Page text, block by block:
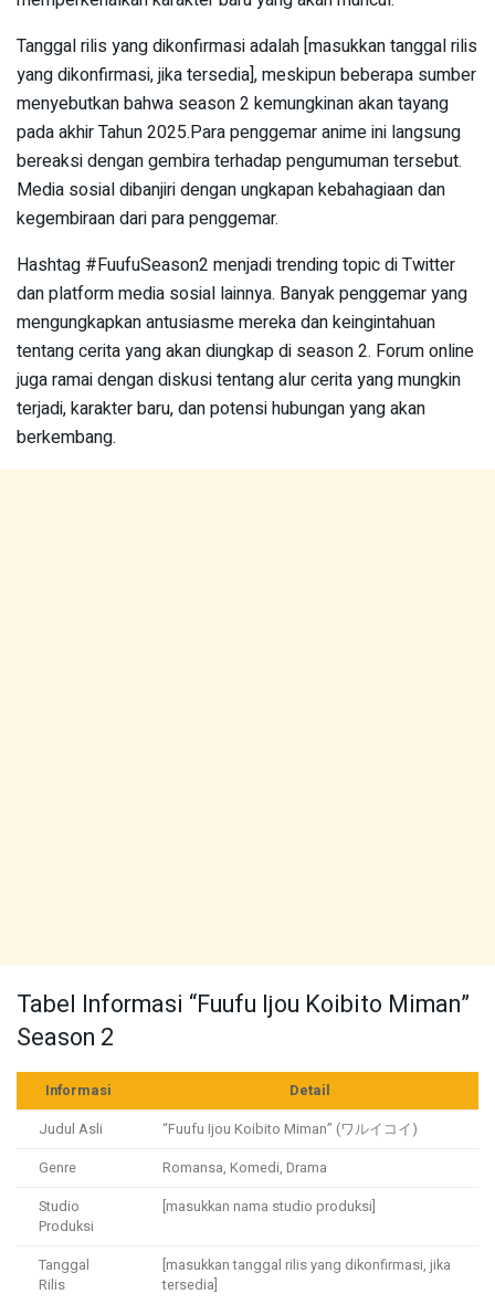
Tanggal rilis yang dikonfirmasi adalah [masukkan tanggal rilis
yang dikonfirmasi, jika tersedia], meskipun beberapa sumber
menyebutkan bahwa season 2 kemungkinan akan tayang
pada akhir Tahun 2025.Para penggemar anime ini langsung
bereaksi dengan gembira terhadap pengumuman tersebut.
Media sosial dibanjiri dengan ungkapan kebahagiaan dan
kegembiraan dari para penggemar.
Hashtag #FuufuSeason2 menjadi trending topic di Twitter
dan platform media sosial lainnya. Banyak penggemar yang
mengungkapkan antusiasme mereka dan keingintahuan
tentang cerita yang akan diungkap di season 2. Forum online
juga ramai dengan diskusi tentang alur cerita yang mungkin
terjadi, karakter baru, dan potensi hubungan yang akan
berkembang.
Tabel Informasi “Fuufu Ijou Koibito Miman”
Season 2
Informasi
Detail
Judul Asli
“Fuufu Ijou Koibito Miman” (ワルイコイ)
Genre
Romansa, Komedi, Drama
Studio
Produksi
[masukkan nama studio produksi]
Tanggal
Rilis
[masukkan tanggal rilis yang dikonfirmasi, jika
tersedia]